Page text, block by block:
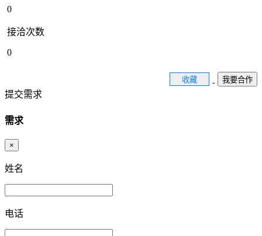
0
接洽次数
0
收藏 我要合作
提交需求
需求
×
姓名
电话